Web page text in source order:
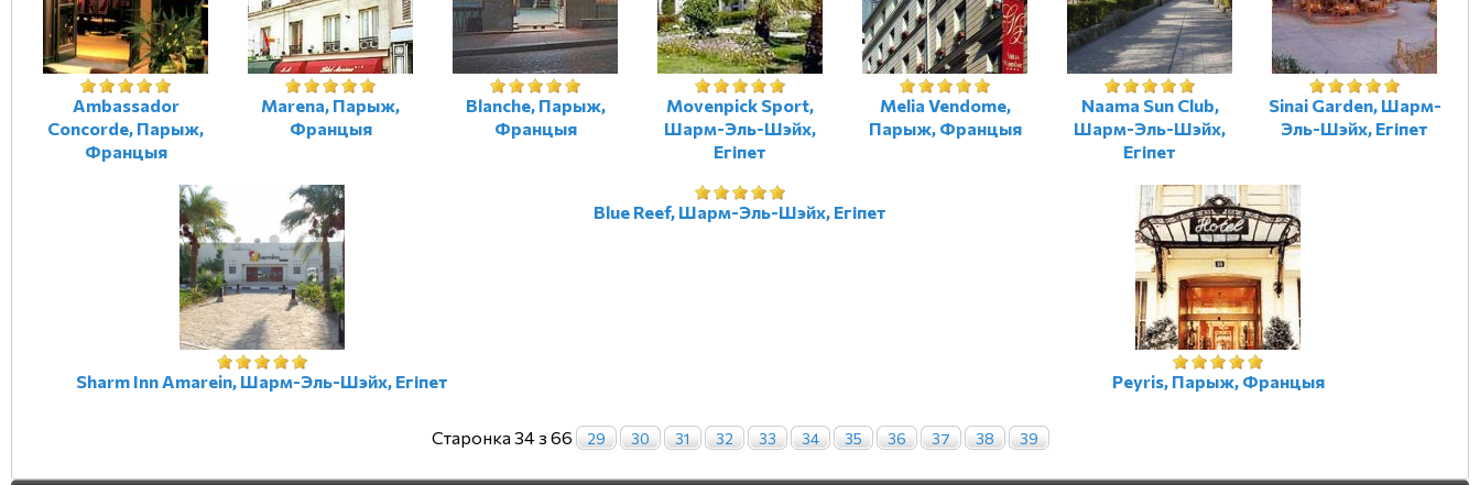
Ambassador
Concorde, Парыж,
Францыя
Marena, Парыж,
Францыя
Blanche, Парыж,
Францыя
Movenpick Sport,
Шарм-Эль-Шэйх,
Егіпет
Melia Vendome,
Парыж, Францыя
Naama Sun Club,
Шарм-Эль-Шэйх,
Егіпет
Sinai Garden, Шарм-
Эль-Шэйх, Егіпет
Sharm Inn Amarein, Шарм-Эль-Шэйх, Егіпет
Blue Reef, Шарм-Эль-Шэйх, Егіпет
Peyris, Парыж, Францыя
Старонка 34 з 66 29 30 31 32 33 34 35 36 37 38 39